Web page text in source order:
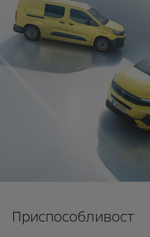
Приспособливост